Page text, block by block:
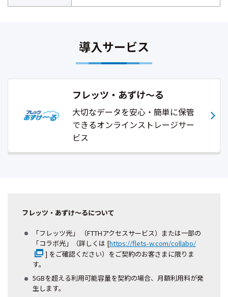
導入サービス
フレッツ・あずけ～る
大切なデータを安心・簡単に保管
できるオンラインストレージサー
ビス
フレッツ・あずけ～るについて
「フレッツ光」 （FTTHアクセスサービス）または一部の
「コラボ光」（詳しくは [https://flets-w.com/collabo/
] をご確認ください）をご契約のお客さまに限りま
す。
5GBを超える利用可能容量を契約の場合、月額利用料が発
生します。